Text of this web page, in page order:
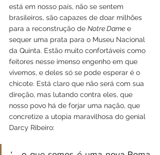
está em nosso país, não se sentem
brasileiros, são capazes de doar milhões
para a reconstrução de Notre Dame e
sequer uma prata para o Museu Nacional
da Quinta. Estão muito confortáveis como
feitores nesse imenso engenho em que
vivemos, e deles só se pode esperar é o
chicote. Está claro que não será com sua
direção, mas lutando contra eles, que
nosso povo há de forjar uma nação, que
concretize a utopia maravilhosa do genial
Darcy Ribeiro: